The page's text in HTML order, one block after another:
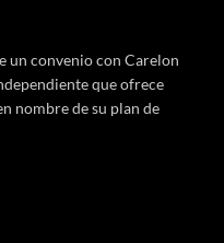
un convenio con Carelon
que ofrece
nombre de su plan de